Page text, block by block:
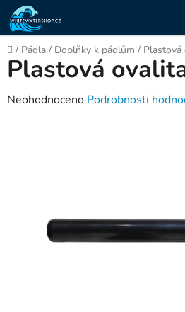
Přejít
na
obsah
Domů
/ Pádla / Doplňky k pádlům / Plastová
Plastová
Průměrné
hvězdiček.
Neohodnoceno Podrobnosti